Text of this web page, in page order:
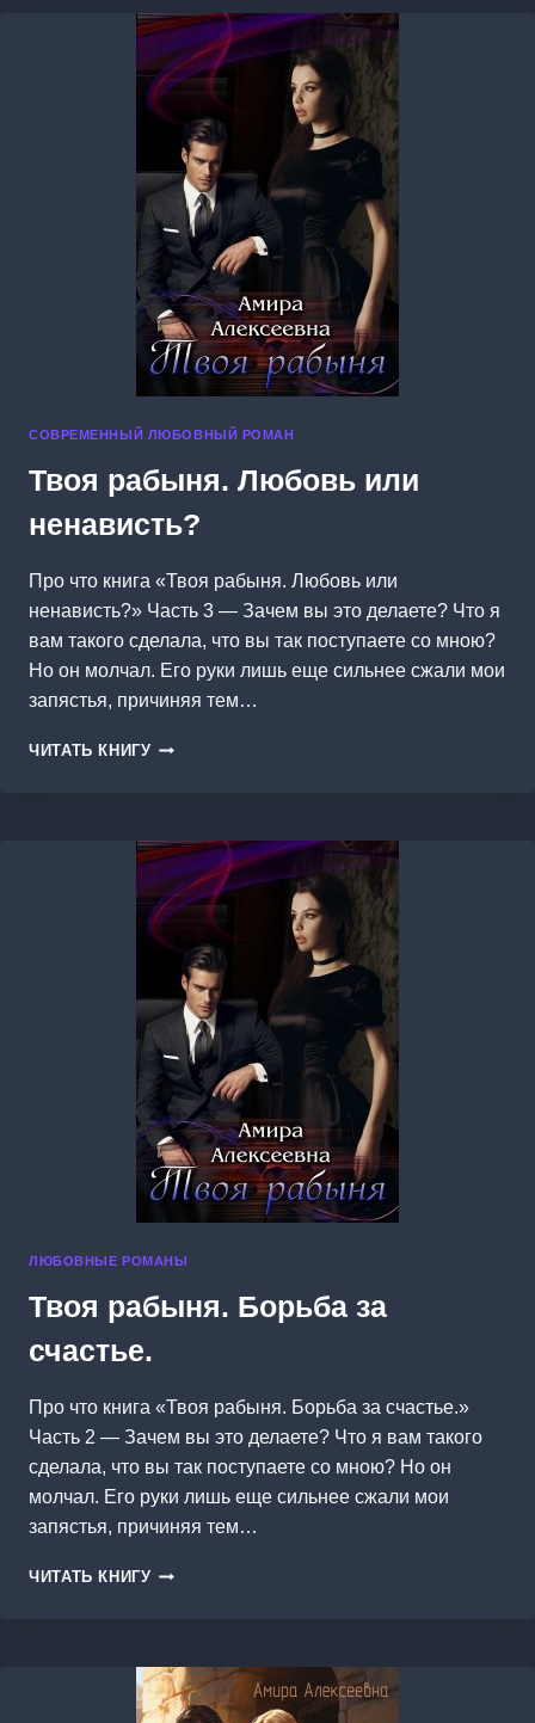
СОВРЕМЕННЫЙ ЛЮБОВНЫЙ РОМАН
Твоя рабыня. Любовь или
ненависть?
Про что книга «Твоя рабыня. Любовь или
ненависть?» Часть 3 — Зачем вы это делаете? Что я
вам такого сделала, что вы так поступаете со мною?
Но он молчал. Его руки лишь еще сильнее сжали мои
запястья, причиняя тем…
ЧИТАТЬ КНИГУ ТВОЯ
НЕНАВИСТЬ?
ЛЮБОВНЫЕ РОМАНЫ
Твоя рабыня. Борьба за
счастье.
Про что книга «Твоя рабыня. Борьба за счастье.»
Часть 2 — Зачем вы это делаете? Что я вам такого
сделала, что вы так поступаете со мною? Но он
молчал. Его руки лишь еще сильнее сжали мои
запястья, причиняя тем…
ЧИТАТЬ КНИГУ ТВОЯ
СЧАСТЬЕ.